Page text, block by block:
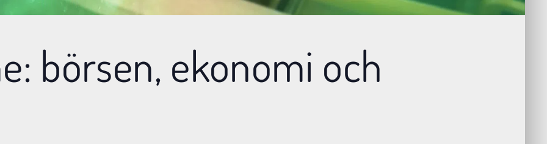
börsen, ekonomi och